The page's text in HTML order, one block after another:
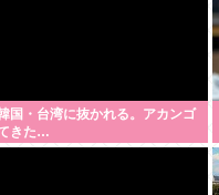
国・台湾に抜かれる。アカンゴ
きた…